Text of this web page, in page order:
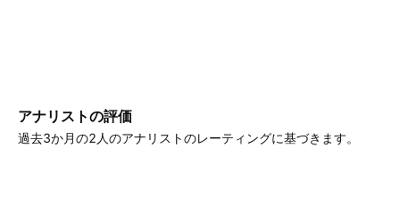
アナリストの評価
過去3か月の2人のアナリストのレーティングに基づきます。